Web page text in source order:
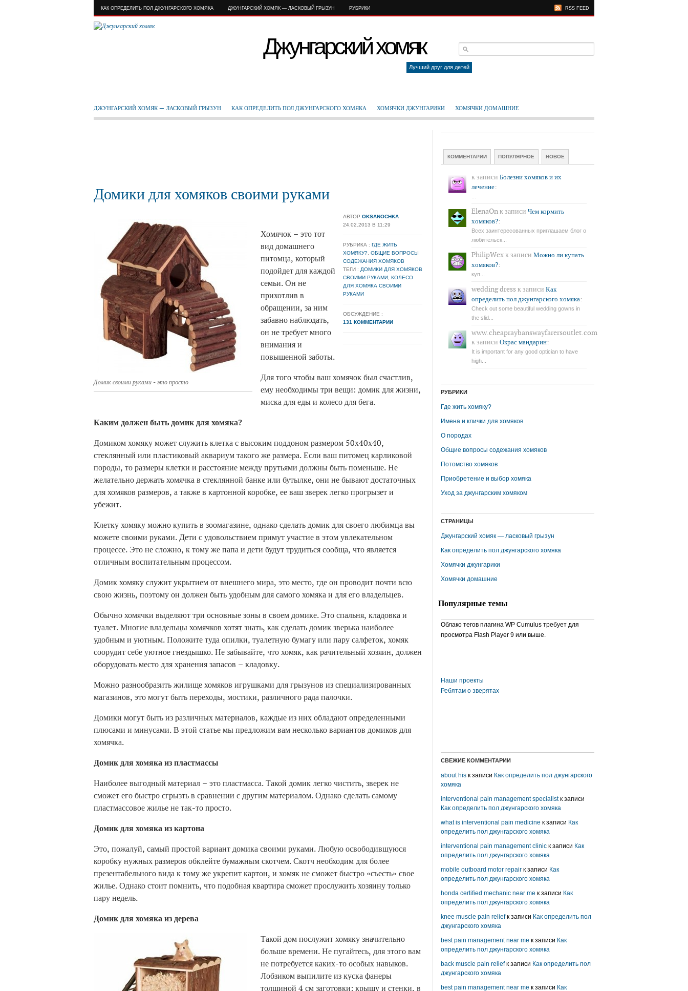
КАК ОПРЕДЕЛИТЬ ПОЛ ДЖУНГАРСКОГО ХОМЯКА ДЖУНГАРСКИЙ ХОМЯК — ЛАСКОВЫЙ ГРЫЗУН РУБРИКИ RSS FEED
Джунгарский хомяк
Лучший друг для детей
ДЖУНГАРСКИЙ ХОМЯК — ЛАСКОВЫЙ ГРЫЗУН КАК ОПРЕДЕЛИТЬ ПОЛ ДЖУНГАРСКОГО ХОМЯКА ХОМЯЧКИ ДЖУНГАРИКИ ХОМЯЧКИ ДОМАШНИЕ
Домики для хомяков своими руками
АВТОР OKSANOCHKA
24.02.2013 В 11:29
РУБРИКА : ГДЕ ЖИТЬ
ХОМЯКУ? ОБЩИЕ ВОПРОСЫ
СОДЕЖАНИЯ ХОМЯКОВ
ТЕГИ : ДОМИКИ ДЛЯ ХОМЯКОВ
СВОИМИ РУКАМИ КОЛЕСО
ДЛЯ ХОМЯКА СВОИМИ
РУКАМИ
ОБСУЖДЕНИЕ :
131 КОММЕНТАРИИ
Домик своими руками - это просто
Хомячок – это тот
вид домашнего
питомца, который
подойдет для каждой
семьи. Он не
прихотлив в
обращении, за ним
забавно наблюдать,
он не требует много
внимания и
повышенной заботы.
Для того чтобы ваш хомячок был счастлив,
ему необходимы три вещи: домик для жизни,
миска для еды и колесо для бега.
Каким должен быть домик для хомяка?
Домиком хомяку может служить клетка с высоким поддоном размером 50х40х40,
стеклянный или пластиковый аквариум такого же размера. Если ваш питомец карликовой
породы, то размеры клетки и расстояние между прутьями должны быть поменьше. Не
желательно держать хомячка в стеклянной банке или бутылке, они не бывают достаточных
для хомяков размеров, а также в картонной коробке, ее ваш зверек легко прогрызет и
убежит.
Клетку хомяку можно купить в зоомагазине, однако сделать домик для своего любимца вы
можете своими руками. Дети с удовольствием примут участие в этом увлекательном
процессе. Это не сложно, к тому же папа и дети будут трудиться сообща, что является
отличным воспитательным процессом.
Домик хомяку служит укрытием от внешнего мира, это место, где он проводит почти всю
свою жизнь, поэтому он должен быть удобным для самого хомяка и для его владельцев.
Обычно хомячки выделяют три основные зоны в своем домике. Это спальня, кладовка и
туалет. Многие владельцы хомячков хотят знать, как сделать домик зверька наиболее
удобным и уютным. Положите туда опилки, туалетную бумагу или пару салфеток, хомяк
соорудит себе уютное гнездышко. Не забывайте, что хомяк, как рачительный хозяин, должен
оборудовать место для хранения запасов – кладовку.
Можно разнообразить жилище хомяков игрушками для грызунов из специализированных
магазинов, это могут быть переходы, мостики, различного рада палочки.
Домики могут быть из различных материалов, каждые из них обладают определенными
плюсами и минусами. В этой статье мы предложим вам несколько вариантов домиков для
хомячка.
Домик для хомяка из пластмассы
Наиболее выгодный материал – это пластмасса. Такой домик легко чистить, зверек не
сможет его быстро сгрызть в сравнении с другим материалом. Однако сделать самому
пластмассовое жилье не так-то просто.
Домик для хомяка из картона
Это, пожалуй, самый простой вариант домика своими руками. Любую освободившуюся
коробку нужных размеров обклейте бумажным скотчем. Скотч необходим для более
презентабельного вида к тому же укрепит картон, и хомяк не сможет быстро «съесть» свое
жилье. Однако стоит помнить, что подобная квартира сможет прослужить хозяину только
пару недель.
Домик для хомяка из дерева
Такой дом послужит хомяку значительно
больше времени. Не пугайтесь, для этого вам
не потребуется каких-то особых навыков.
Лобзиком выпилите из куска фанеры
толщиной 4 см заготовки: крышу и стенки, в
КОММЕНТАРИИ ПОПУЛЯРНОЕ НОВОЕ
к записи Болезни хомяков и их
лечение:
ElenaOnк записи Чем кормить
хомяков?:
Всех заинтересованных приглашаем блог о
любительск...
PhilipWexк записи Можно ли купать
хомяков?:
куп...
wedding dressк записи Как
определить пол джунгарского хомяка:
Check out some beautiful wedding gowns in
the slid...
www.cheapraybanswayfarersoutlet.com
к записи Окрас мандарин:
It is important for any good optician to have
high...
РУБРИКИ
Где жить хомяку?
Имена и клички для хомяков
О породах
Общие вопросы содежания хомяков
Потомство хомяков
Приобретение и выбор хомяка
Уход за джунгарским хомяком
СТРАНИЦЫ
Джунгарский хомяк — ласковый грызун
Как определить пол джунгарского хомяка
Хомячки джунгарики
Хомячки домашние
Популярные темы
Облако тегов плагина WP Cumulus требует для
просмотра Flash Player 9 или выше.
Наши проекты
Ребятам о зверятах
СВЕЖИЕ КОММЕНТАРИИ
about his к записи Как определить пол джунгарского
хомяка
interventional pain management specialistк записи
Как определить пол джунгарского хомяка
what is interventional pain medicine к записи Как
определить пол джунгарского хомяка
interventional pain management clinic к записи Как
определить пол джунгарского хомяка
mobile outboard motor repair к записи Как
определить пол джунгарского хомяка
honda certified mechanic near me к записи Как
определить пол джунгарского хомяка
knee muscle pain reliefк записи Как определить пол
джунгарского хомяка
best pain management near me к записи Как
определить пол джунгарского хомяка
back muscle pain reliefк записи Как определить пол
джунгарского хомяка
best pain management near me к записи Как